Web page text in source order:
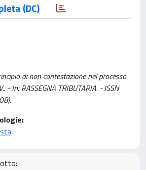
(DC)
di non contestazione nel processo
- In: RASSEGNA TRIBUTARIA. - ISSN